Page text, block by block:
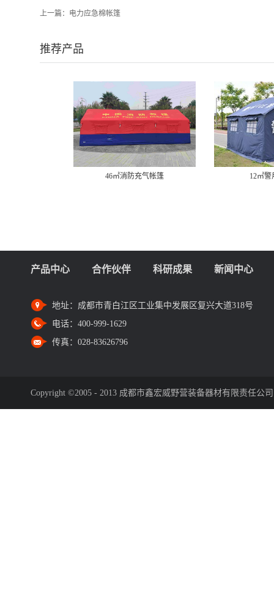
上一篇： 电力应急棉帐篷
推荐产品
46㎡消防充气帐篷 12㎡
产品中心 合作伙伴 科研成果 新闻中心
地址： 成都市青白江区工业集中发展区复兴大道318号
电话： 400-999-1629
传真： 028-83626796
Copyright ©2005 - 2013 成都市鑫宏威野营装备器材有限责任公司